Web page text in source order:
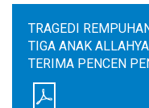
TRAGEDI
TIGA ANAK
TERIMA PENCEN